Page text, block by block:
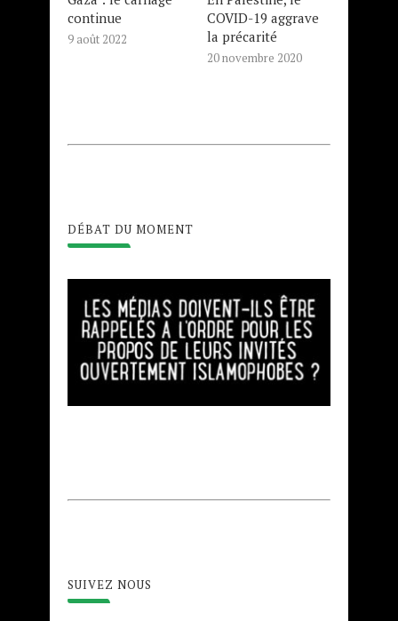
continue
9 août 2022
COVID-19 aggrave
la précarité
20 novembre 2020
DÉBAT DU MOMENT
SUIVEZ NOUS